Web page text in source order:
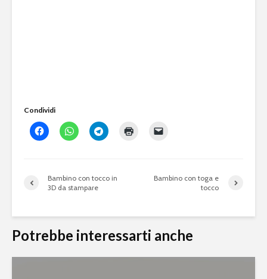
Condividi
Bambino con tocco in
3D da stampare
Bambino con toga e
tocco
Potrebbe interessarti anche